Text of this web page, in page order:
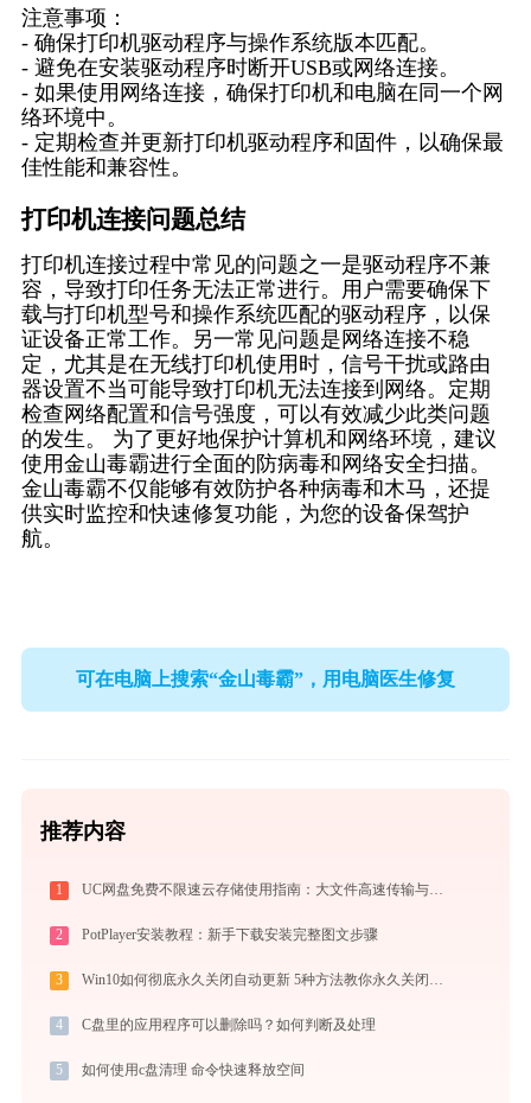
注意事项：
- 确保打印机驱动程序与操作系统版本匹配。
- 避免在安装驱动程序时断开USB或网络连接。
- 如果使用网络连接，确保打印机和电脑在同一个网
络环境中。
- 定期检查并更新打印机驱动程序和固件，以确保最
佳性能和兼容性。
打印机连接问题总结
打印机连接过程中常见的问题之一是驱动程序不兼
容，导致打印任务无法正常进行。用户需要确保下
载与打印机型号和操作系统匹配的驱动程序，以保
证设备正常工作。另一常见问题是网络连接不稳
定，尤其是在无线打印机使用时，信号干扰或路由
器设置不当可能导致打印机无法连接到网络。定期
检查网络配置和信号强度，可以有效减少此类问题
的发生。 为了更好地保护计算机和网络环境，建议
使用金山毒霸进行全面的防病毒和网络安全扫描。
金山毒霸不仅能够有效防护各种病毒和木马，还提
供实时监控和快速修复功能，为您的设备保驾护
航。
可在电脑上搜索“金山毒霸”，用电脑医生修复
推荐内容
1 UC网盘免费不限速云存储使用指南：大文件高速传输与在线协作实战
2 PotPlayer安装教程：新手下载安装完整图文步骤
3 Win10如何彻底永久关闭自动更新 5种方法教你永久关闭win10自动更新
4 C盘里的应用程序可以删除吗？如何判断及处理
5 如何使用c盘清理 命令快速释放空间